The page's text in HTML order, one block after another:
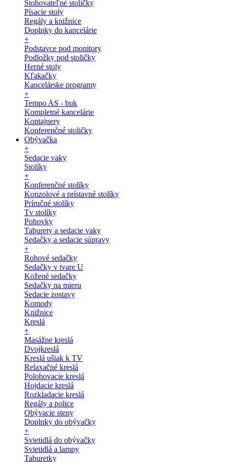
Stohovateľné stoličky
Písacie stoly
Regály a knižnice
Doplnky do kancelárie
+
Podstavce pod monitory
Podložky pod stoličky
Herné stoly
Kľakačky
Kancelárske programy
+
Tempo AS - buk
Kompletné kancelárie
Kontajnery
Konferenčné stoličky
Obývačka
+
Sedacie vaky
Stolíky
+
Konferenčné stolíky
Konzolové a prístavné stolíky
Príručné stolíky
Tv stolíky
Pohovky
Taburety a sedacie vaky
Sedačky a sedacie súpravy
+
Rohové sedačky
Sedačky v tvare U
Kožené sedačky
Sedačky na mieru
Sedacie zostavy
Komody
Knižnice
Kreslá
+
Masážne kreslá
Dvojkreslá
Kreslá ušiak k TV
Relaxačné kreslá
Polohovacie kreslá
Hojdacie kreslá
Rozkladacie kreslá
Regály a police
Obývacie steny
Doplnky do obývačky
+
Svietidlá do obývačky
Svietidlá a lampy
Taburetky